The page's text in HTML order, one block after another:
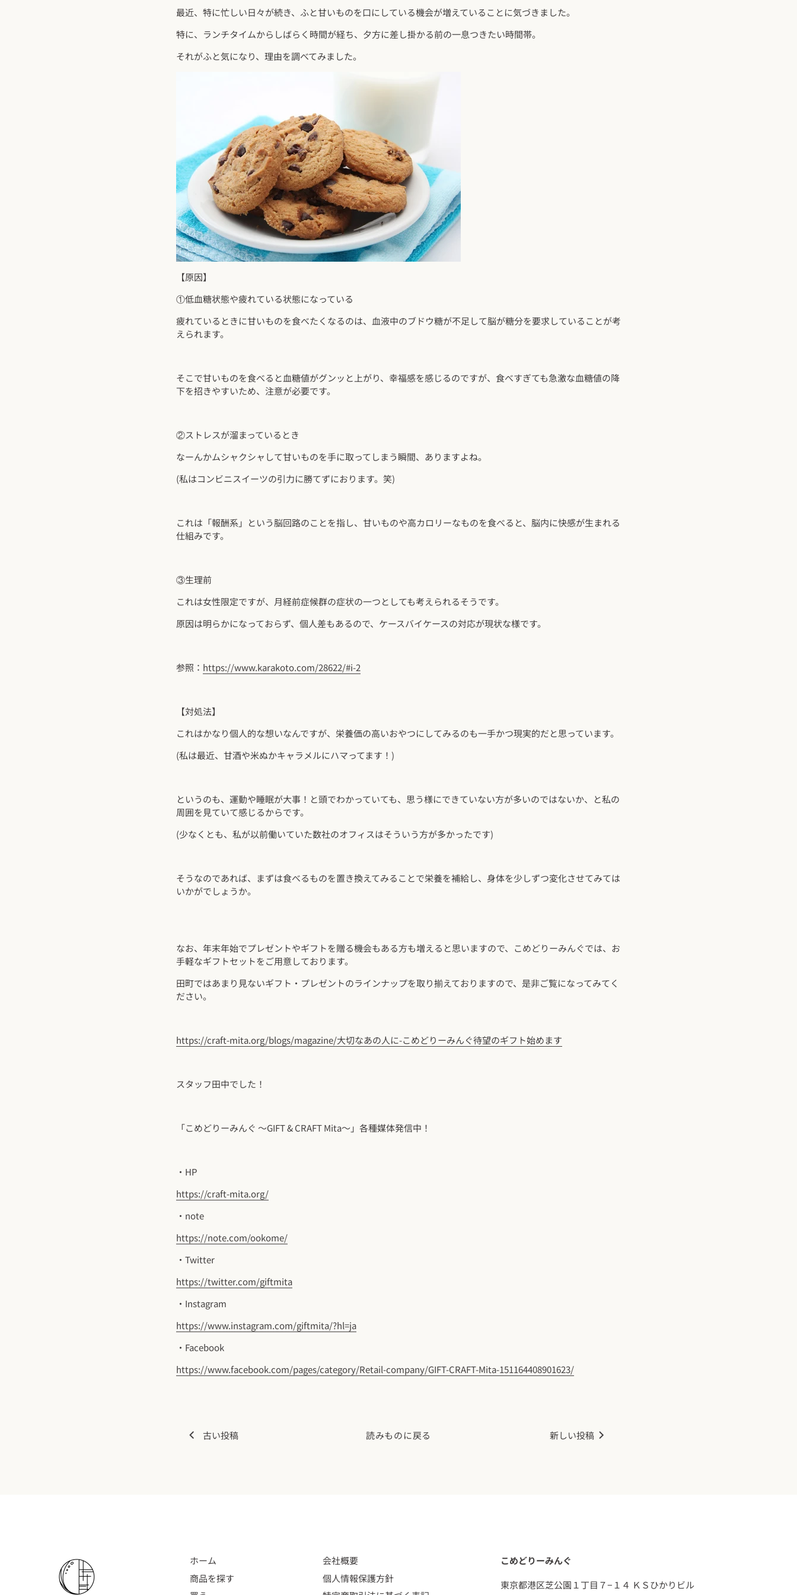
最近、特に忙しい日々が続き、ふと甘いものを口にしている機会が増えていることに気づきました。
特に、ランチタイムからしばらく時間が経ち、夕方に差し掛かる前の一息つきたい時間帯。
それがふと気になり、理由を調べてみました。
【原因】
①低血糖状態や疲れている状態になっている
疲れているときに甘いものを食べたくなるのは、血液中のブドウ糖が不足して脳が糖分を要求していることが考
えられます。
そこで甘いものを食べると血糖値がグンッと上がり、幸福感を感じるのですが、食べすぎても急激な血糖値の降
下を招きやすいため、注意が必要です。
②ストレスが溜まっているとき
なーんかムシャクシャして甘いものを手に取ってしまう瞬間、ありますよね。
(私はコンビニスイーツの引力に勝てずにおります。笑)
これは「報酬系」という脳回路のことを指し、甘いものや高カロリーなものを食べると、脳内に快感が生まれる
仕組みです。
③生理前
これは女性限定ですが、月経前症候群の症状の一つとしても考えられるそうです。
原因は明らかになっておらず、個人差もあるので、ケースバイケースの対応が現状な様です。
参照： https://www.karakoto.com/28622/#i-2
【対処法】
これはかなり個人的な想いなんですが、栄養価の高いおやつにしてみるのも一手かつ現実的だと思っています。
(私は最近、甘酒や米ぬかキャラメルにハマってます！)
というのも、運動や睡眠が大事！と頭でわかっていても、思う様にできていない方が多いのではないか、と私の
周囲を見ていて感じるからです。
(少なくとも、私が以前働いていた数社のオフィスはそういう方が多かったです)
そうなのであれば、まずは食べるものを置き換えてみることで栄養を補給し、身体を少しずつ変化させてみては
いかがでしょうか。
なお、年末年始でプレゼントやギフトを贈る機会もある方も増えると思いますので、こめどりーみんぐでは、お
手軽なギフトセットをご用意しております。
田町ではあまり見ないギフト・プレゼントのラインナップを取り揃えておりますので、是非ご覧になってみてく
ださい。
https://craft-mita.org/blogs/magazine/大切なあの人に-こめどりーみんぐ待望のギフト始めます
スタッフ田中でした！
「こめどりーみんぐ ～GIFT & CRAFT Mita～」各種媒体発信中！
・HP
https://craft-mita.org/
・note
https://note.com/ookome/
・Twitter
https://twitter.com/giftmita
・Instagram
https://www.instagram.com/giftmita/?hl=ja
・Facebook
https://www.facebook.com/pages/category/Retail-company/GIFT-CRAFT-Mita-151164408901623/
読みものに戻る
古い投稿 新しい投稿
ホーム
商品を探す
会社概要
個人情報保護方針
こめどりーみんぐ
東京都港区芝公園１丁目７−１４ ＫＳひかりビル